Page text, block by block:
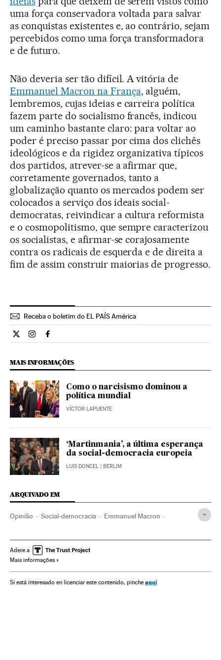
uma força conservadora voltada para salvar
as conquistas existentes e, ao contrário, sejam
percebidos como uma força transformadora
e de futuro.
Não deveria ser tão difícil. A vitória de
Emmanuel Macron na França, alguém,
lembremos, cujas ideias e carreira política
fazem parte do socialismo francês, indicou
um caminho bastante claro: para voltar ao
poder é preciso passar por cima dos clichês
ideológicos e da rigidez organizativa típicos
dos partidos, atrever-se a afirmar que,
corretamente governados, tanto a
globalização quanto os mercados podem ser
colocados a serviço dos ideais social-
democratas, reivindicar a cultura reformista
e o cosmopolitismo, que sempre caracterizou
os socialistas, e afirmar-se corajosamente
contra os radicais de esquerda e de direita a
fim de assim construir maiorias de progresso.
Receba o boletim do EL PAÍS América
Opiniao El País Brasil en Twitter
Opiniao El País Brasil en Instagram
Opiniao El País Brasil en Facebook
MAIS INFORMAÇÕES
Como o narcisismo dominou a
política mundial
VÍCTOR LAPUENTE
‘Martinmania’, a última esperança
da social-democracia europeia
LUIS DONCEL | BERLIM
ARQUIVADO EM
Opinião Social-democracia Emmanuel Macron
Sistema sanitário Partidos políticos
Previdência Educação Política trabalhista Espanha
Adere a
Mais informações
Si está interesado en licenciar este contenido, pinche aquí